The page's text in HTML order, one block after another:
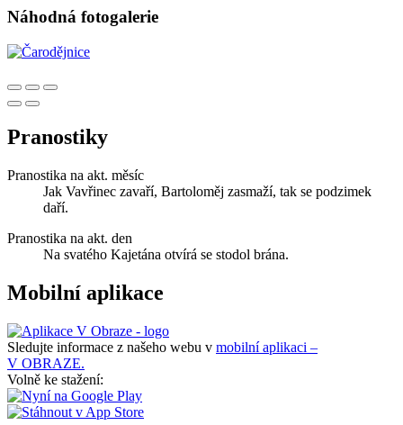
Náhodná fotogalerie
Pranostiky
Pranostika na akt. měsíc
Jak Vavřinec zavaří, Bartoloměj zasmaží, tak se podzimek
daří.
Pranostika na akt. den
Na svatého Kajetána otvírá se stodol brána.
Mobilní aplikace
Sledujte informace z našeho webu v mobilní aplikaci –
V OBRAZE.
Volně ke stažení: